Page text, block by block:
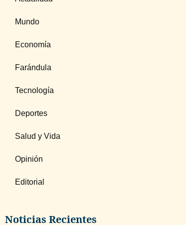
Mundo
Economía
Farándula
Tecnología
Deportes
Salud y Vida
Opinión
Editorial
Noticias Recientes